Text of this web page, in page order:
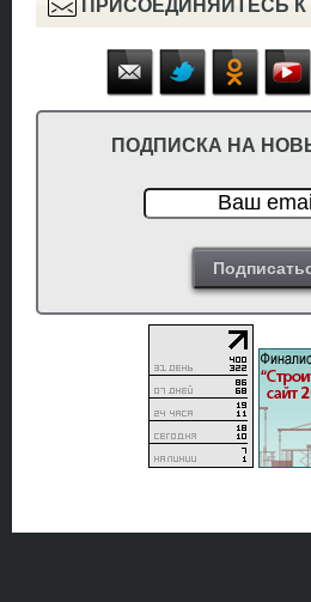
ПРИСОЕДИНЯЙТЕСЬ К
ПОДПИСКА НА